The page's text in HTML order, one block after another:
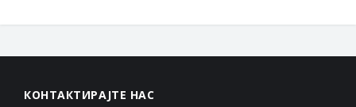
КОНТАКТИРАЈТЕ НАС